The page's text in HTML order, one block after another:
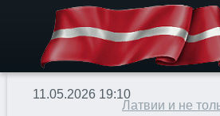
Латвии и не
11.05.2026 19:10